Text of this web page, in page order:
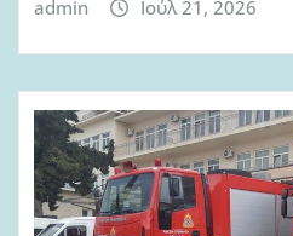
admin Ιούλ 21, 2026